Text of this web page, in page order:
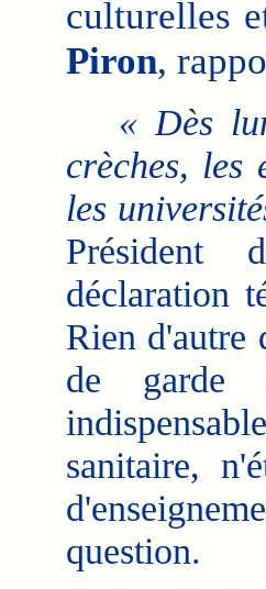
culturelles
Piron,
« Dès
crèches, les
les
Président
déclaration
Rien d'autre
de garde
sanitaire,
question.